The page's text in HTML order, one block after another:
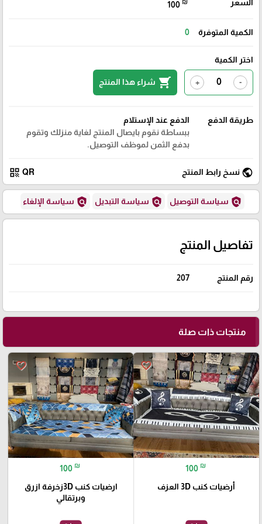
السعر 100 ₪
الكمية المتوفرة 0
اختر الكمية
-
+
shopping_cart شراء هذا المنتج
طريقة الدفع
الدفع عند الإستلام
ببساطة نقوم بايصال المنتج لغاية منزلك وتقوم
بدفع الثمن لموظف التوصيل.
public نسخ رابط المنتج QR
qr_code
policy سياسة التوصيل policy سياسة التبديل policy سياسة الإلغاء
تفاصيل المنتج
رقم المنتج 207
منتجات ذات صلة
favorite_border
100 ₪
أرضيات كنب 3D العزف
favorite_border
100 ₪
ارضيات كنب 3Dزخرفة ازرق
وبرتقالي